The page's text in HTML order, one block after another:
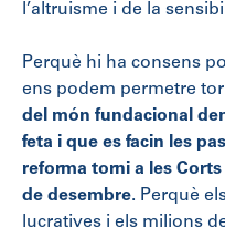
l’altruisme i de la
Perquè hi ha consens
ens podem permetre
del món fundacional
feta i que es facin les
reforma torni a les
de desembre. Perquè
lucratives i els milions